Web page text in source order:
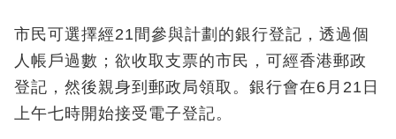
市民可選擇經21間參與計劃的銀行登記，透過個
人帳戶過數；欲收取支票的市民，可經香港郵政
登記，然後親身到郵政局領取。銀行會在6月21日
上午七時開始接受電子登記。